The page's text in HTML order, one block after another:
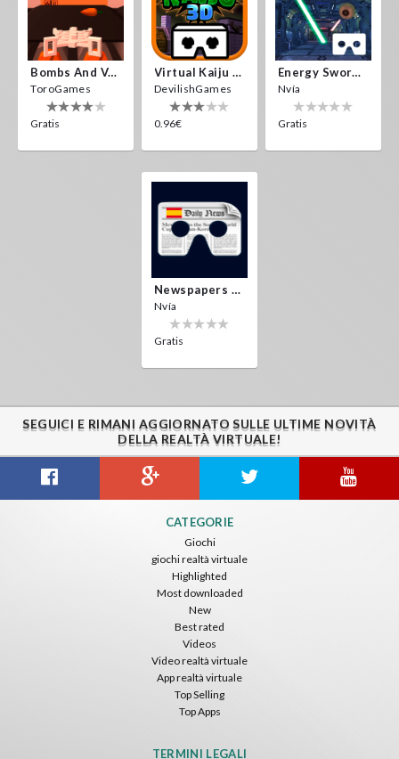
Bombs And Veggies
ToroGames
Gratis
Virtual Kaiju 3D
DevilishGames
0.96€
Energy Sword VR
Nvía
Gratis
Newspapers Spain VR
Nvía
Gratis
SEGUICI E RIMANI AGGIORNATO SULLE ULTIME NOVITÀ
DELLA REALTÀ VIRTUALE!
CATEGORIE
Giochi
giochi realtà virtuale
Highlighted
Most downloaded
New
Best rated
Videos
Video realtà virtuale
App realtà virtuale
Top Selling
Top Apps
TERMINI LEGALI